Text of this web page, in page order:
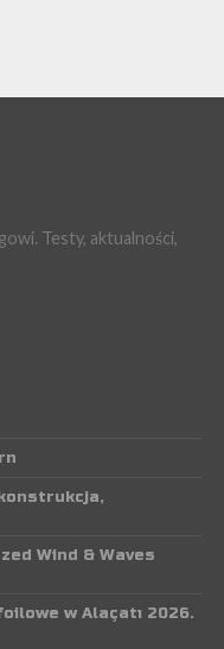
Testy, aktualności,
Wind & Waves
w Alaçatı 2026.